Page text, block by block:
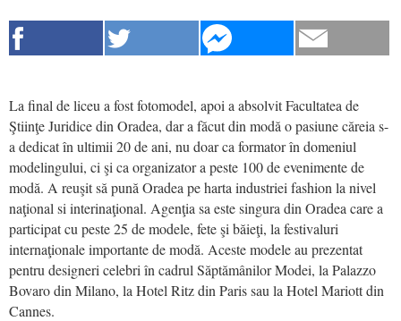
La final de liceu a fost fotomodel, apoi a absolvit Facultatea de
Ştiinţe Juridice din Oradea, dar a făcut din modă o pasiune căreia s-
a dedicat în ultimii 20 de ani, nu doar ca formator în domeniul
modelingului, ci şi ca organizator a peste 100 de evenimente de
modă. A reuşit să pună Oradea pe harta industriei fashion la nivel
naţional si interinaţional. Agenţia sa este singura din Oradea care a
participat cu peste 25 de modele, fete şi băieţi, la festivaluri
internaţionale importante de modă. Aceste modele au prezentat
pentru designeri celebri în cadrul Săptămânilor Modei, la Palazzo
Bovaro din Milano, la Hotel Ritz din Paris sau la Hotel Mariott din
Cannes.